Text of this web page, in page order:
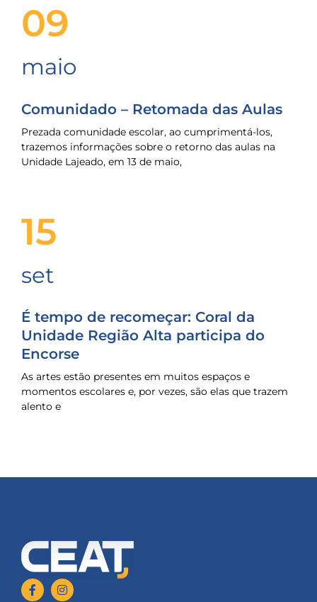
09
maio
Comunidado – Retomada das Aulas
Prezada comunidade escolar, ao cumprimentá-los,
trazemos informações sobre o retorno das aulas na
Unidade Lajeado, em 13 de maio,
15
set
É tempo de recomeçar: Coral da
Unidade Região Alta participa do
Encorse
As artes estão presentes em muitos espaços e
momentos escolares e, por vezes, são elas que trazem
alento e